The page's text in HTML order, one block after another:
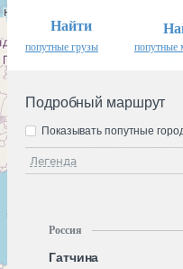
Найти
попутные грузы
Подробный маршрут
Легенда
Показывать попутные
Россия
Гатчина